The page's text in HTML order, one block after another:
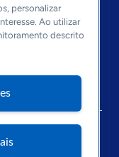
personalizar
Ao utilizar
descrito